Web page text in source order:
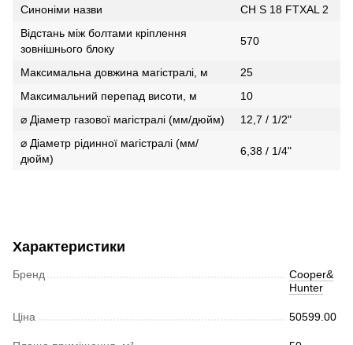
Синоніми назви
CH S 18 FTXAL 2
Відстань між болтами кріплення
зовнішнього блоку
570
Максимальна довжина магістралі, м
25
Максимальний перепад висоти, м
10
⌀ Діаметр газової магістралі (мм/дюйм)
12,7 / 1/2"
⌀ Діаметр рідинної магістралі (мм/
дюйм)
6,38 / 1/4"
Характеристики
Бренд
Cooper&
Hunter
Ціна 50599.00